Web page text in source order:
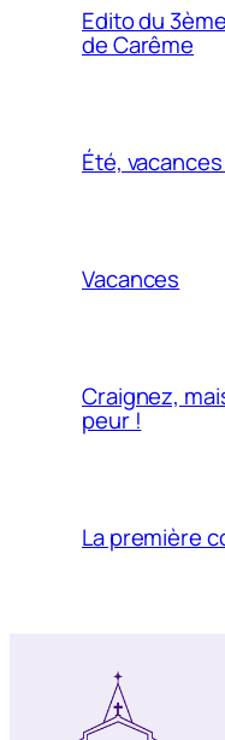
Edito du
de Carême
Été,
Vacances
Craignez,
peur !
La première